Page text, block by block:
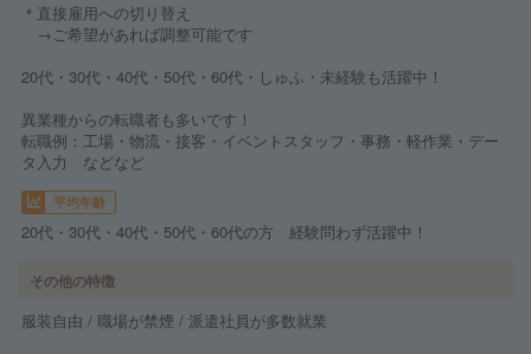
＊直接雇用への切り替え
→ご希望があれば調整可能です
20代・30代・40代・50代・60代・しゅふ・未経験も活躍中！
異業種からの転職者も多いです！
転職例：工場・物流・接客・イベントスタッフ・事務・軽作業・デー
タ入力 などなど
平均年齢
20代・30代・40代・50代・60代の方 経験問わず活躍中！
その他の特徴
服装自由 / 職場が禁煙 / 派遣社員が多数就業